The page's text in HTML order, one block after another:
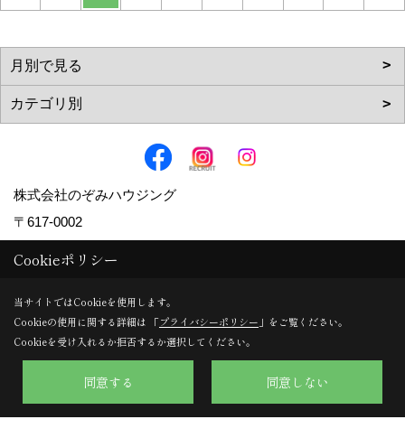
株式会社のぞみハウジング
〒617-0002
FAX：075-924-0770
＜営業時間＞9:30～18:00
＜定休日＞日曜日・水曜日
Cookieポリシー
当サイトではCookieを使用します。
Cookieの使用に関する詳細は 「プライバシーポリシー 」をご覧ください。
Cookieを受け入れるか拒否するか選択してください。
同意する 同意しない